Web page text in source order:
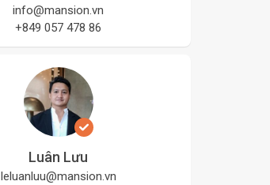
info@mansion.vn
+849 057 478 86
Luân Lưu
leluanluu@mansion.vn